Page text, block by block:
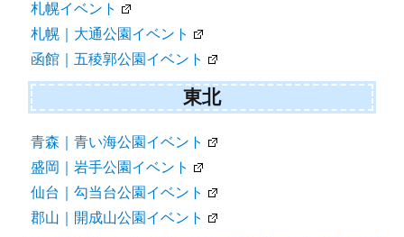
札幌イベント
札幌｜大通公園イベント
函館｜五稜郭公園イベント
東北
青森｜青い海公園イベント
盛岡｜岩手公園イベント
仙台｜勾当台公園イベント
郡山｜開成山公園イベント